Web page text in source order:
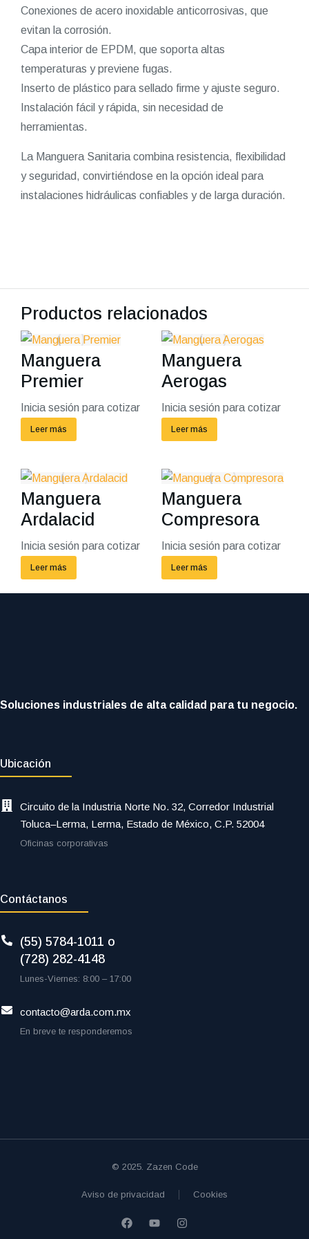
Conexiones de acero inoxidable anticorrosivas, que
evitan la corrosión.
Capa interior de EPDM, que soporta altas
temperaturas y previene fugas.
Inserto de plástico para sellado firme y ajuste seguro.
Instalación fácil y rápida, sin necesidad de
herramientas.
La Manguera Sanitaria combina resistencia, flexibilidad
y seguridad, convirtiéndose en la opción ideal para
instalaciones hidráulicas confiables y de larga duración.
Productos relacionados
Manguera
Premier
Inicia sesión para cotizar
Leer más
Manguera
Aerogas
Inicia sesión para cotizar
Leer más
Manguera
Ardalacid
Inicia sesión para cotizar
Leer más
Manguera
Compresora
Inicia sesión para cotizar
Leer más
Soluciones industriales de alta calidad para tu negocio.
Ubicación
Circuito de la Industria Norte No. 32, Corredor Industrial
Toluca–Lerma, Lerma, Estado de México, C.P. 52004
Oficinas corporativas
Contáctanos
(55) 5784-1011 o
(728) 282-4148
Lunes-Viernes: 8:00 – 17:00
contacto@arda.com.mx
En breve te responderemos
© 2025. Zazen Code
Aviso de privacidad Cookies